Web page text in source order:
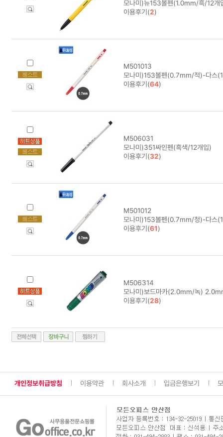
모나미)뉴153볼펜(1.0mm/흑/12개
이용후기(2)
M501013
모나미)153볼펜(0.7mm/적)-다스
이용후기(64)
M506031
모나미)351싸인펜(흑색/12개입)
이용후기(32)
M501012
모나미)153볼펜(0.7mm/청)-다스
이용후기(61)
M506314
모나미)보드마카(2.0mm/녹)
이용후기(28)
개인정보취급방침 이용약관 회사소개 입금은행보기